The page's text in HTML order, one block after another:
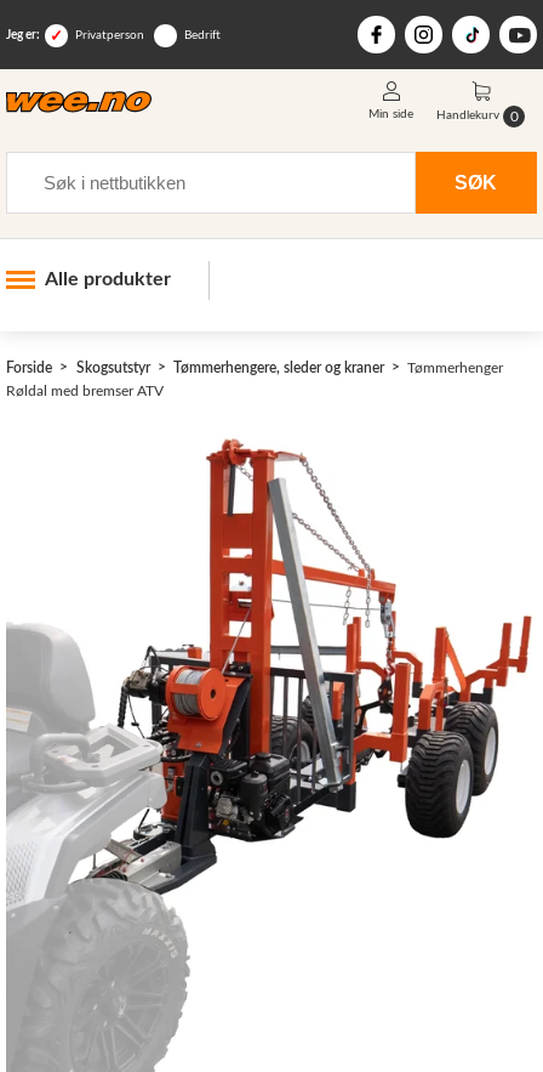
Jeg er: Privatperson Bedrift
SØK
Min side Handlekurv 0
Alle produkter
Skogsutstyr
Tilbud
Lagertømming
Aktuelt
Kundeservice
Leasing
Forside Skogsutstyr Tømmerhengere, sleder og kraner
Tømmerhenger
Røldal med bremser ATV